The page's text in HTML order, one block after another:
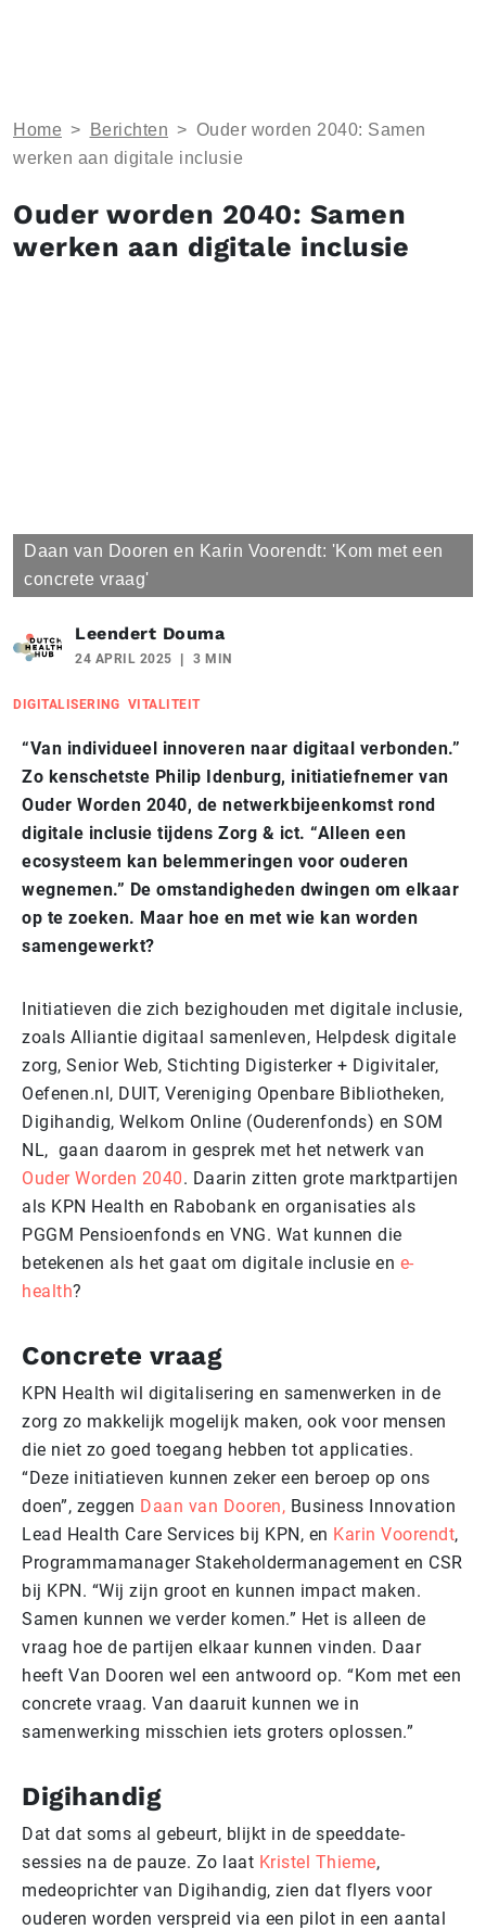
Home > Berichten > Ouder worden 2040: Samen
werken aan digitale inclusie
Ouder worden 2040: Samen
werken aan digitale inclusie
Daan van Dooren en Karin Voorendt: 'Kom met een
concrete vraag'
Leendert Douma
24 APRIL 2025 3 MIN
DIGITALISERING VITALITEIT
“Van individueel innoveren naar digitaal verbonden.”
Zo kenschetste Philip Idenburg, initiatiefnemer van
Ouder Worden 2040, de netwerkbijeenkomst rond
digitale inclusie tijdens Zorg & ict. “Alleen een
ecosysteem kan belemmeringen voor ouderen
wegnemen.” De omstandigheden dwingen om elkaar
op te zoeken. Maar hoe en met wie kan worden
samengewerkt?
Initiatieven die zich bezighouden met digitale inclusie,
zoals Alliantie digitaal samenleven, Helpdesk digitale
zorg, Senior Web, Stichting Digisterker + Digivitaler,
Oefenen.nl, DUIT, Vereniging Openbare Bibliotheken,
Digihandig, Welkom Online (Ouderenfonds) en SOM
NL, gaan daarom in gesprek met het netwerk van
Ouder Worden 2040. Daarin zitten grote marktpartijen
als KPN Health en Rabobank en organisaties als
PGGM Pensioenfonds en VNG. Wat kunnen die
betekenen als het gaat om digitale inclusie en e-
health?
Concrete vraag
KPN Health wil digitalisering en samenwerken in de
zorg zo makkelijk mogelijk maken, ook voor mensen
die niet zo goed toegang hebben tot applicaties.
“Deze initiatieven kunnen zeker een beroep op ons
doen”, zeggen Daan van Dooren, Business Innovation
Lead Health Care Services bij KPN, en Karin Voorendt,
Programmamanager Stakeholdermanagement en CSR
bij KPN. “Wij zijn groot en kunnen impact maken.
Samen kunnen we verder komen.” Het is alleen de
vraag hoe de partijen elkaar kunnen vinden. Daar
heeft Van Dooren wel een antwoord op. “Kom met een
concrete vraag. Van daaruit kunnen we in
samenwerking misschien iets groters oplossen.”
Digihandig
Dat dat soms al gebeurt, blijkt in de speeddate-
sessies na de pauze. Zo laat Kristel Thieme,
medeoprichter van Digihandig, zien dat flyers voor
ouderen worden verspreid via een pilot in een aantal